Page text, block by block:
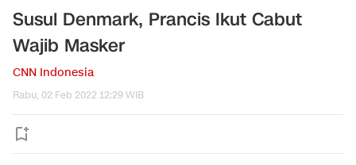
Susul Denmark, Prancis Ikut Cabut
Wajib Masker
CNN Indonesia
Rabu, 02 Feb 2022 12:29 WIB